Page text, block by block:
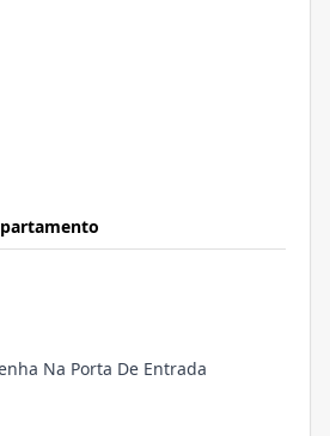
Na Porta De Entrada